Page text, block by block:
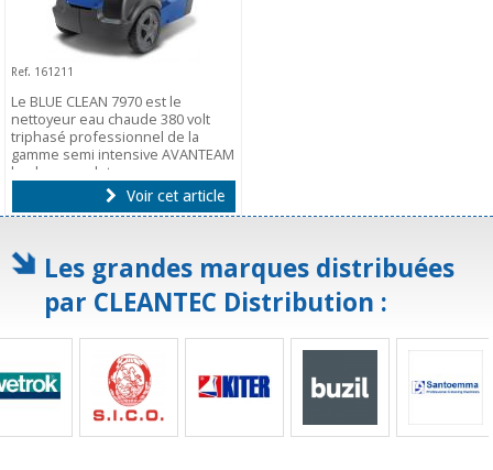
Ref. 161211
Le BLUE CLEAN 7970 est le
nettoyeur eau chaude 380 volt
triphasé professionnel de la
gamme semi intensive AVANTEAM
le plus complet.
Voir cet article
Les grandes marques distribuées
par CLEANTEC Distribution :